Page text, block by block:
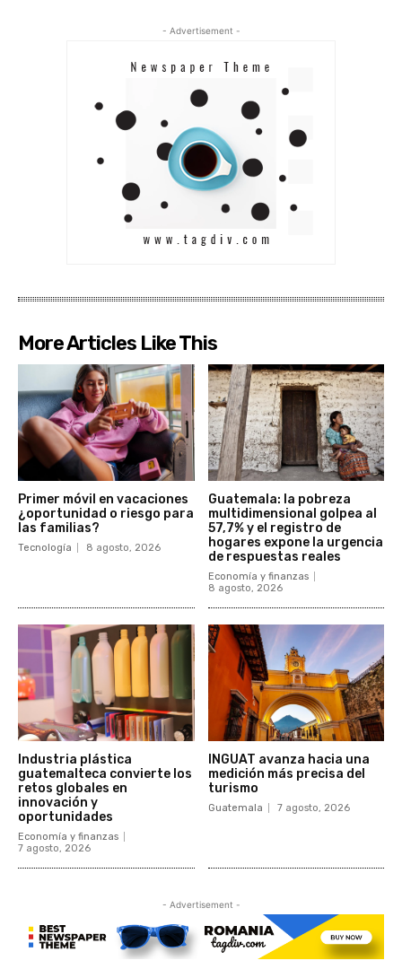
- Advertisement -
More Articles Like This
Primer móvil en vacaciones
¿oportunidad o riesgo para
las familias?
Tecnología 8 agosto, 2026
Guatemala: la pobreza
multidimensional golpea al
57,7% y el registro de
hogares expone la urgencia
de respuestas reales
Economía y finanzas
8 agosto, 2026
Industria plástica
guatemalteca convierte los
retos globales en
innovación y
oportunidades
Economía y finanzas
7 agosto, 2026
INGUAT avanza hacia una
medición más precisa del
turismo
Guatemala 7 agosto, 2026
- Advertisement -